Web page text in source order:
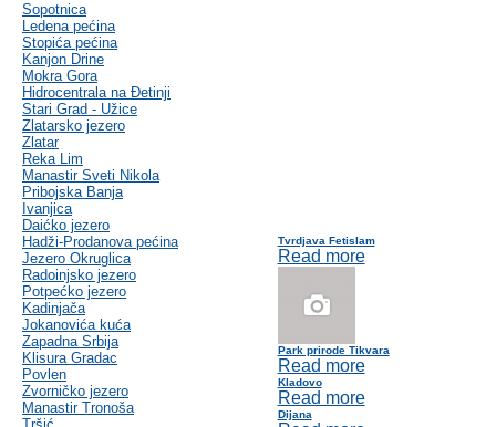
Sopotnica
Ledena pećina
Stopića pećina
Kanjon Drine
Mokra Gora
Hidrocentrala na Đetinji
Stari Grad - Užice
Zlatarsko jezero
Zlatar
Reka Lim
Manastir Sveti Nikola
Pribojska Banja
Ivanjica
Daićko jezero
Hadži-Prodanova pećina
Jezero Okruglica
Radoinjsko jezero
Potpećko jezero
Kadinjača
Jokanovića kuća
Zapadna Srbija
Klisura Gradac
Povlen
Zvorničko jezero
Manastir Tronoša
Tvrdjava Fetislam
Read more
Park prirode Tikvara
Read more
Kladovo
Read more
Dijana